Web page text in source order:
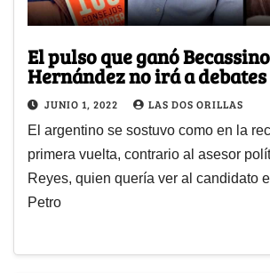
El pulso que ganó
Hernández no irá a debates
JUNIO 1, 2022 LAS DOS ORILLAS
El argentino se sostuvo como en la
primera vuelta, contrario al asesor
Reyes, quien quería ver al candidato
Petro